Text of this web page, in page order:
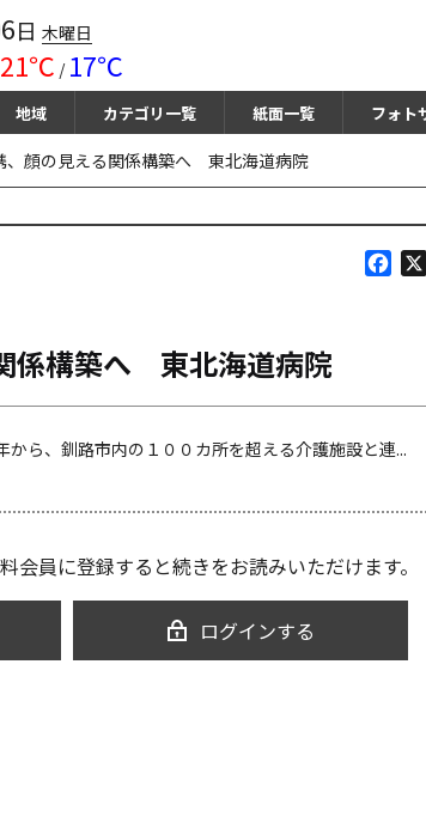
日 木曜日
21℃ / 17℃
地域 カテゴリ一覧 紙面一覧 フォト
、顔の見える関係構築へ 東北海道病院
k
係構築へ 東北海道病院
ら、釧路市内の１００カ所を超える介護施設と連...
会員に登録すると続きをお読みいただけます。
ログインする